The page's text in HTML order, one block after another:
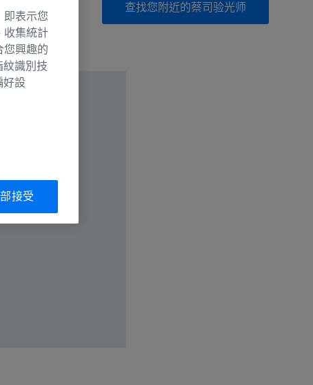
查找您附近的蔡司验光师
即表示您
收集統計
您興趣的
紋識別技
好設
接受